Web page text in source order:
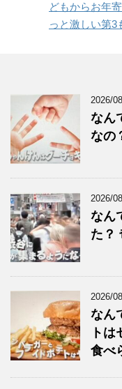
どもからお年
っと激しい第3
2026/
なん
なの
2026/
なん
た？
2026/
なん
ト
食べ